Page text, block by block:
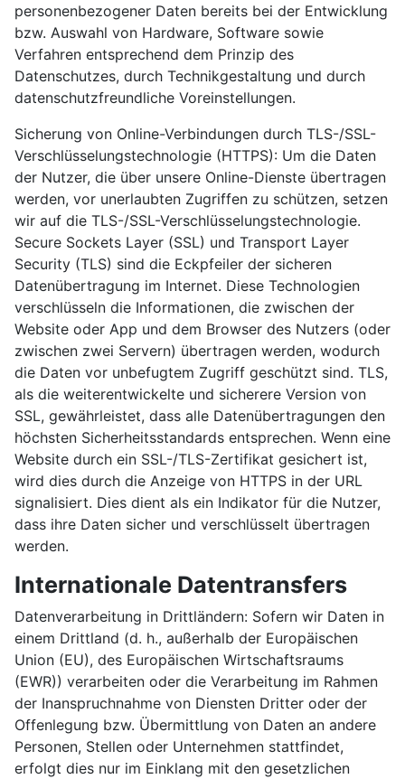
personenbezogener Daten bereits bei der Entwicklung
bzw. Auswahl von Hardware, Software sowie
Verfahren entsprechend dem Prinzip des
Datenschutzes, durch Technikgestaltung und durch
datenschutzfreundliche Voreinstellungen.
Sicherung von Online-Verbindungen durch TLS-/SSL-
Verschlüsselungstechnologie (HTTPS): Um die Daten
der Nutzer, die über unsere Online-Dienste übertragen
werden, vor unerlaubten Zugriffen zu schützen, setzen
wir auf die TLS-/SSL-Verschlüsselungstechnologie.
Secure Sockets Layer (SSL) und Transport Layer
Security (TLS) sind die Eckpfeiler der sicheren
Datenübertragung im Internet. Diese Technologien
verschlüsseln die Informationen, die zwischen der
Website oder App und dem Browser des Nutzers (oder
zwischen zwei Servern) übertragen werden, wodurch
die Daten vor unbefugtem Zugriff geschützt sind. TLS,
als die weiterentwickelte und sicherere Version von
SSL, gewährleistet, dass alle Datenübertragungen den
höchsten Sicherheitsstandards entsprechen. Wenn eine
Website durch ein SSL-/TLS-Zertifikat gesichert ist,
wird dies durch die Anzeige von HTTPS in der URL
signalisiert. Dies dient als ein Indikator für die Nutzer,
dass ihre Daten sicher und verschlüsselt übertragen
werden.
Internationale Datentransfers
Datenverarbeitung in Drittländern: Sofern wir Daten in
einem Drittland (d. h., außerhalb der Europäischen
Union (EU), des Europäischen Wirtschaftsraums
(EWR)) verarbeiten oder die Verarbeitung im Rahmen
der Inanspruchnahme von Diensten Dritter oder der
Offenlegung bzw. Übermittlung von Daten an andere
Personen, Stellen oder Unternehmen stattfindet,
erfolgt dies nur im Einklang mit den gesetzlichen